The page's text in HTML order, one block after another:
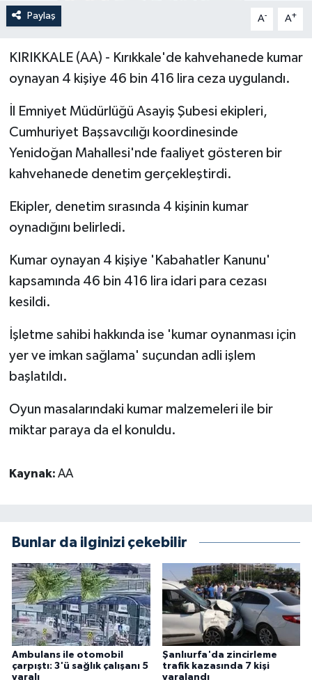
Paylaş A- A+
KIRIKKALE (AA) - Kırıkkale'de kahvehanede kumar
oynayan 4 kişiye 46 bin 416 lira ceza uygulandı.
İl Emniyet Müdürlüğü Asayiş Şubesi ekipleri,
Cumhuriyet Başsavcılığı koordinesinde
Yenidoğan Mahallesi'nde faaliyet gösteren bir
kahvehanede denetim gerçekleştirdi.
Ekipler, denetim sırasında 4 kişinin kumar
oynadığını belirledi.
Kumar oynayan 4 kişiye 'Kabahatler Kanunu'
kapsamında 46 bin 416 lira idari para cezası
kesildi.
İşletme sahibi hakkında ise 'kumar oynanması için
yer ve imkan sağlama' suçundan adli işlem
başlatıldı.
Oyun masalarındaki kumar malzemeleri ile bir
miktar paraya da el konuldu.
Kaynak: AA
Bunlar da ilginizi çekebilir
Ambulans ile otomobil
çarpıştı: 3'ü sağlık çalışanı 5
yaralı
Şanlıurfa'da zincirleme
trafik kazasında 7 kişi
yaralandı
YAŞAM
Yerel